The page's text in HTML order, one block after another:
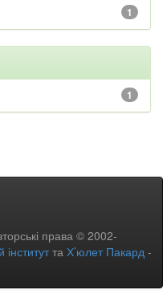
1
1
права © 2002-
та Х’юлет Пакард -